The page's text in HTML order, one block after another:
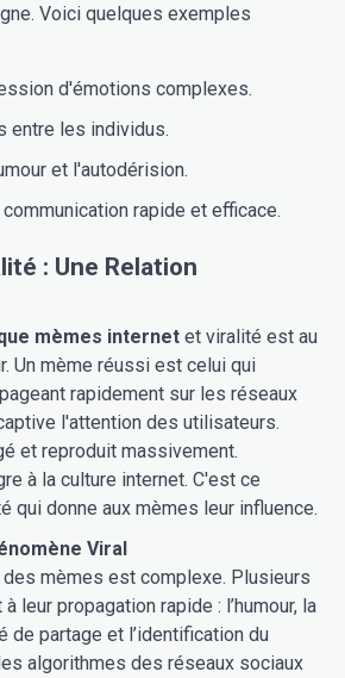
Voici quelques exemples
d'émotions complexes.
entre les individus.
et l'autodérision.
rapide et efficace.
: Une Relation
mèmes internet et viralité est au
Un mème réussi est celui qui
rapidement sur les réseaux
l'attention des utilisateurs.
et reproduit massivement.
à la culture internet. C'est ce
qui donne aux mèmes leur influence.
Viral
des mèmes est complexe. Plusieurs
leur propagation rapide : l’humour, la
de partage et l’identification du
algorithmes des réseaux sociaux